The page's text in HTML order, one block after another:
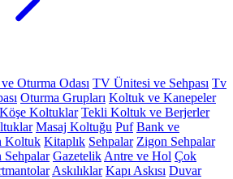
Oturma Odası TV Ünitesi ve Sehpası Tv
Oturma Grupları Koltuk ve Kanepeler
Köşe Koltuklar Tekli Koltuk ve Berjerler
Masaj Koltuğu Puf Bank ve
Koltuk Kitaplık Sehpalar Zigon Sehpalar
Sehpalar Gazetelik Antre ve Hol Çok
Askılıklar Kapı Askısı Duvar